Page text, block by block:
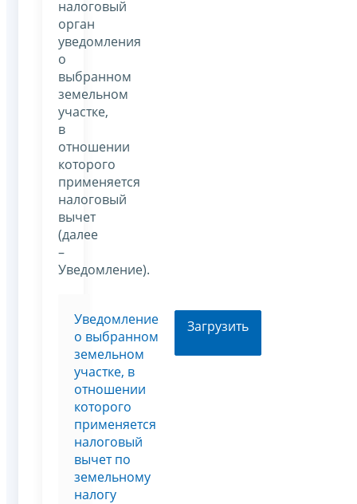
налоговый
орган
уведомления
о
выбранном
земельном
участке,
в
отношении
которого
применяется
налоговый
вычет
(далее
–
Уведомление).
Уведомление
о выбранном
земельном
участке, в
отношении
которого
применяется
налоговый
вычет по
земельному
налогу
Загрузить